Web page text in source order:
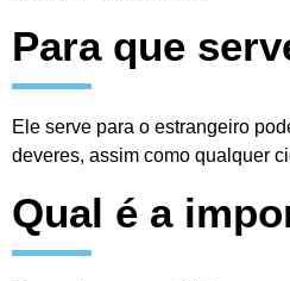
Para que
Ele serve para o estrangeiro
deveres, assim como qualquer
Qual é a